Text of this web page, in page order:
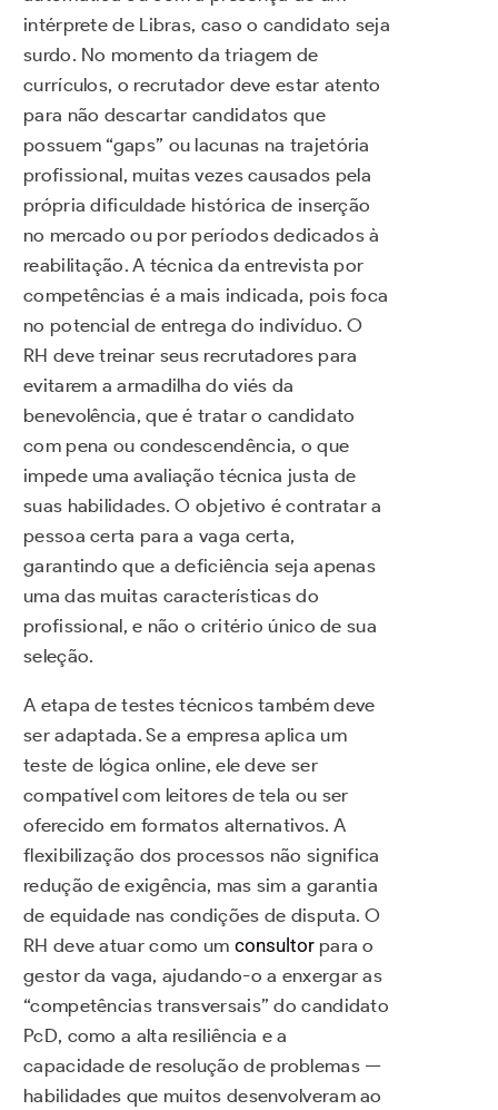
intérprete de Libras, caso o candidato seja
surdo. No momento da triagem de
currículos, o recrutador deve estar atento
para não descartar candidatos que
possuem “gaps” ou lacunas na trajetória
profissional, muitas vezes causados pela
própria dificuldade histórica de inserção
no mercado ou por períodos dedicados à
reabilitação. A técnica da entrevista por
competências é a mais indicada, pois foca
no potencial de entrega do indivíduo. O
RH deve treinar seus recrutadores para
evitarem a armadilha do viés da
benevolência, que é tratar o candidato
com pena ou condescendência, o que
impede uma avaliação técnica justa de
suas habilidades. O objetivo é contratar a
pessoa certa para a vaga certa,
garantindo que a deficiência seja apenas
uma das muitas características do
profissional, e não o critério único de sua
seleção.
A etapa de testes técnicos também deve
ser adaptada. Se a empresa aplica um
teste de lógica online, ele deve ser
compatível com leitores de tela ou ser
oferecido em formatos alternativos. A
flexibilização dos processos não significa
redução de exigência, mas sim a garantia
de equidade nas condições de disputa. O
RH deve atuar como um consultorpara o
gestor da vaga, ajudando-o a enxergar as
“competências transversais” do candidato
PcD, como a alta resiliência e a
capacidade de resolução de problemas —
habilidades que muitos desenvolveram ao